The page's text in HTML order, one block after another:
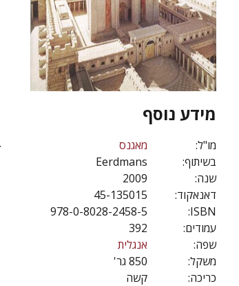
מידע נוסף
מו"ל:
מאגנס
בשיתוף:
Eerdmans
שנה:
2009
דאנאקוד:
45-135015
ISBN:
978-0-8028-2458-5
עמודים:
392
שפה:
אנגלית
משקל:
850 גר'
כריכה:
קשה